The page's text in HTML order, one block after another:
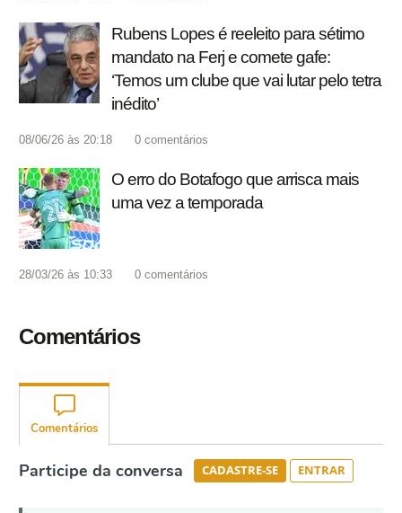
Rubens Lopes é reeleito para sétimo
mandato na Ferj e comete gafe:
‘Temos um clube que vai lutar pelo tetra
inédito’
08/06/26 às 20:18 0 comentários
O erro do Botafogo que arrisca mais
uma vez a temporada
28/03/26 às 10:33 0 comentários
Comentários